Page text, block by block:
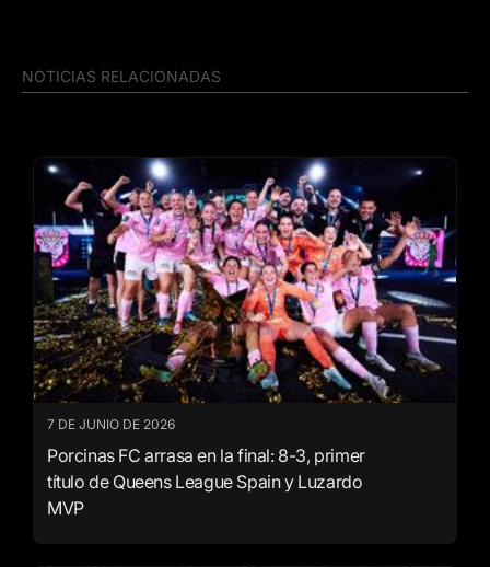
NOTICIAS RELACIONADAS
7 DE JUNIO DE 2026
Porcinas FC arrasa en la final: 8-3, primer
título de Queens League Spain y Luzardo
MVP